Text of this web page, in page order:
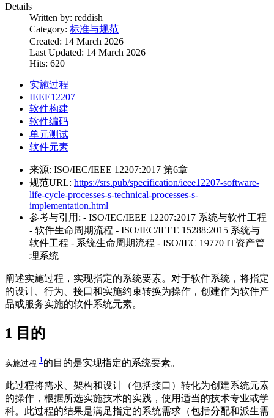
Details
Written by: reddish
Category: 标准与规范
Created: 14 March 2026
Last Updated: 14 March 2026
Hits: 620
实施过程
IEEE12207
软件构建
软件编码
单元测试
软件元素
来源: ISO/IEC/IEEE 12207:2017 第6章
规范URL: https://srs.pub/specification/ieee12207-software-
life-cycle-processes-s-technical-processes-s-
implementation.html
参考与引用: - ISO/IEC/IEEE 12207:2017 系统与软件工程
- 软件生命周期流程 - ISO/IEC/IEEE 15288:2015 系统与
软件工程 - 系统生命周期流程 - ISO/IEC 19770 IT资产管
理系统
阐述实施过程，实现指定的系统要素。对于软件系统，将指定
的设计、行为、接口和实施约束转换为操作，创建作为软件产
品或服务实施的软件系统元素。
1 目的
实施过程 1 的目的是实现指定的系统要素。
此过程将需求、架构和设计（包括接口）转化为创建系统元素
的操作，根据所选实施技术的实践，使用适当的技术专业或学
科。此过程的结果是满足指定的系统需求（包括分配和派生需